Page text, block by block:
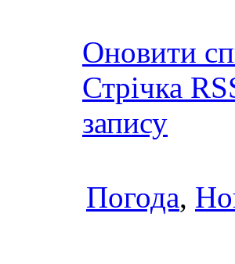
Оновити
Стрічка
запису
Погода,